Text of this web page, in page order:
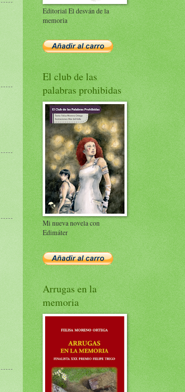
Editorial El desván de la
memoria
El club de las
palabras prohibidas
Mi nueva novela con
Edimáter
Arrugas en la
memoria